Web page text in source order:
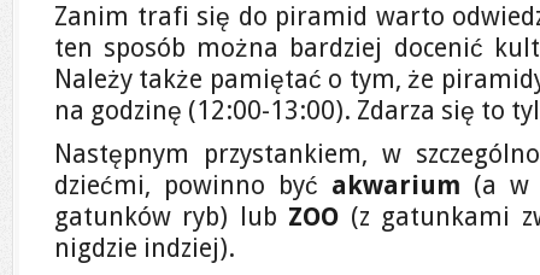
Zanim trafi się do piramid warto
ten sposób można bardziej docenić
Należy także pamiętać o tym, że
na godzinę (12:00-13:00). Zdarza się to
Następnym przystankiem, w
dziećmi, powinno być akwarium (a w
gatunków ryb) lub ZOO (z gatunkami
nigdzie indziej).